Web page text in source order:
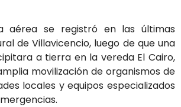
aérea se registró en las últimas
de Villavicencio, luego de que una
a tierra en la vereda El Cairo,
movilización de organismos de
locales y equipos especializados